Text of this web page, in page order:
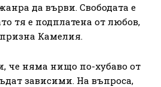
да върви. Свободата е
тя е подплатена от любов,
призна Камелия.
че няма нищо по-хубаво от
зависими. На въпроса,